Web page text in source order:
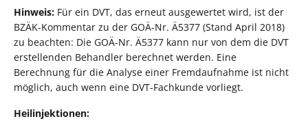
Hinweis: Für ein DVT, das erneut ausgewertet wird, ist der
BZÄK-Kommentar zu der GOÄ-Nr. Ä5377 (Stand April 2018)
zu beachten: Die GOÄ-Nr. Ä5377 kann nur von dem die DVT
erstellenden Behandler berechnet werden. Eine
Berechnung für die Analyse einer Fremdaufnahme ist nicht
möglich, auch wenn eine DVT-Fachkunde vorliegt.
Heilinjektionen: